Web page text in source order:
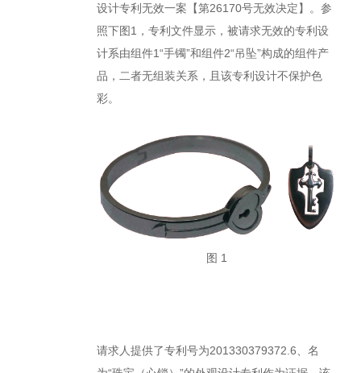
设计专利无效一案【第26170号无效决定】。参
照下图1，专利文件显示，被请求无效的专利设
计系由组件1“手镯”和组件2“吊坠”构成的组件产
品，二者无组装关系，且该专利设计不保护色
彩。
图 1
请求人提供了专利号为201330379372.6、名